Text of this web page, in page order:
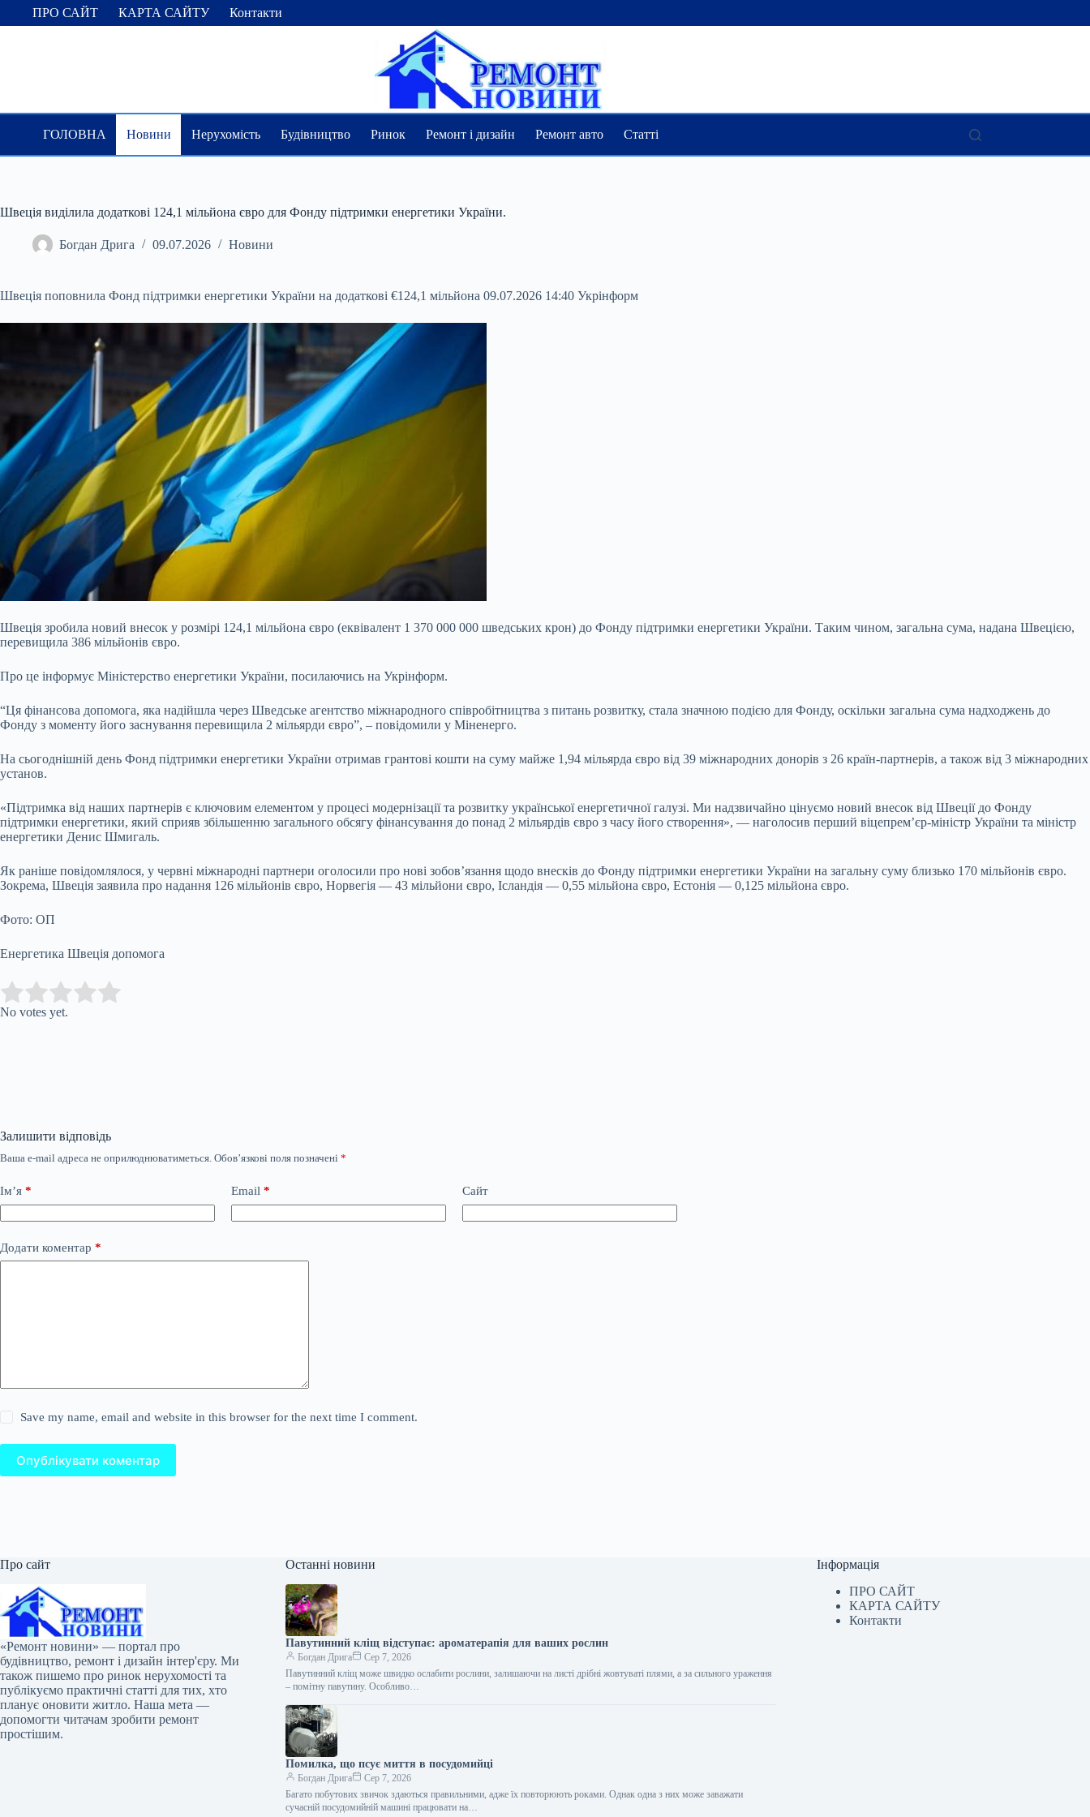
ПерейтиПРО САЙТ КАРТА САЙТУ Контакти
ГОЛОВНА Новини Нерухомість Будівництво Ринок Ремонт і дизайн Ремонт авто Статті
Швеція виділила додаткові 124,1 мільйона євро для Фонду підтримки енергетики України.
Богдан Дрига 09.07.2026 Новини
Швеція поповнила Фонд підтримки енергетики України на додаткові €124,1 мільйона 09.07.2026 14:40 Укрінформ
Швеція зробила новий внесок у розмірі 124,1 мільйона євро (еквівалент 1 370 000 000 шведських крон) до Фонду підтримки енергетики України. Таким чином, загальна сума, надана Швецією,
перевищила 386 мільйонів євро.
Про це інформує Міністерство енергетики України, посилаючись на Укрінформ.
“Ця фінансова допомога, яка надійшла через Шведське агентство міжнародного співробітництва з питань розвитку, стала значною подією для Фонду, оскільки загальна сума надходжень до
Фонду з моменту його заснування перевищила 2 мільярди євро”, – повідомили у Міненерго.
На сьогоднішній день Фонд підтримки енергетики України отримав грантові кошти на суму майже 1,94 мільярда євро від 39 міжнародних донорів з 26 країн-партнерів, а також від 3 міжнародних
установ.
«Підтримка від наших партнерів є ключовим елементом у процесі модернізації та розвитку української енергетичної галузі. Ми надзвичайно цінуємо новий внесок від Швеції до Фонду
підтримки енергетики, який сприяв збільшенню загального обсягу фінансування до понад 2 мільярдів євро з часу його створення», — наголосив перший віцепрем’єр-міністр України та міністр
енергетики Денис Шмигаль.
Як раніше повідомлялося, у червні міжнародні партнери оголосили про нові зобов’язання щодо внесків до Фонду підтримки енергетики України на загальну суму близько 170 мільйонів євро.
Зокрема, Швеція заявила про надання 126 мільйонів євро, Норвегія — 43 мільйони євро, Ісландія — 0,55 мільйона євро, Естонія — 0,125 мільйона євро.
Фото: ОП
Енергетика Швеція допомога
Rate this item:
No votes yet.
Залишити відповідь
Ваша e-mail адреса не оприлюднюватиметься. Обов’язкові поля позначені *
Ім’я * Email * Сайт
Додати коментар *
Save my name, email and website in this browser for the next time I comment.
Опублікувати коментар
Про сайт
«Ремонт новини» — портал про
будівництво, ремонт і дизайн інтер'єру. Ми
також пишемо про ринок нерухомості та
публікуємо практичні статті для тих, хто
планує оновити житло. Наша мета —
допомогти читачам зробити ремонт
простішим.
Останні новини
Павутинний кліщ відступає: ароматерапія для ваших рослин
Богдан Дрига
Сер 7, 2026
Павутинний кліщ може швидко ослабити рослини, залишаючи на листі дрібні жовтуваті плями, а за сильного ураження
– помітну павутину. Особливо…
Помилка, що псує миття в посудомийці
Богдан Дрига
Сер 7, 2026
Багато побутових звичок здаються правильними, адже їх повторюють роками. Однак одна з них може заважати
сучасній посудомийній машині працювати на…
Інформація
ПРО САЙТ
КАРТА САЙТУ
Контакти